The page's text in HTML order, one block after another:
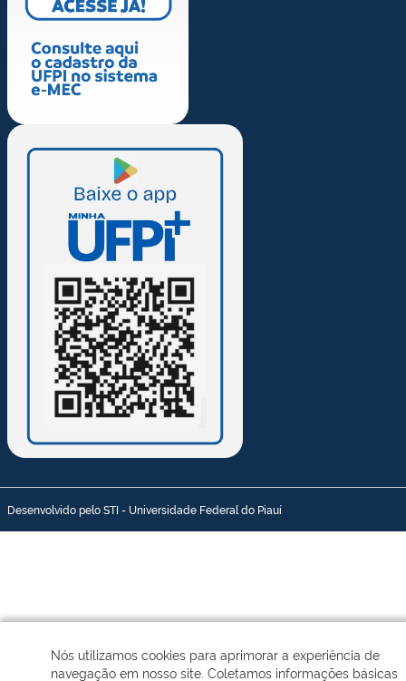
Desenvolvido pelo STI - Universidade Federal do Piauí
Nós utilizamos cookies para aprimorar a experiência de
navegação em nosso site. Coletamos informações básicas